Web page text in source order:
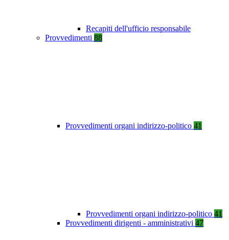
Recapiti dell'ufficio responsabile
Provvedimenti 88
Provvedimenti organi indirizzo-politico 41
Provvedimenti organi indirizzo-politico 41
Provvedimenti dirigenti - amministrativi 47